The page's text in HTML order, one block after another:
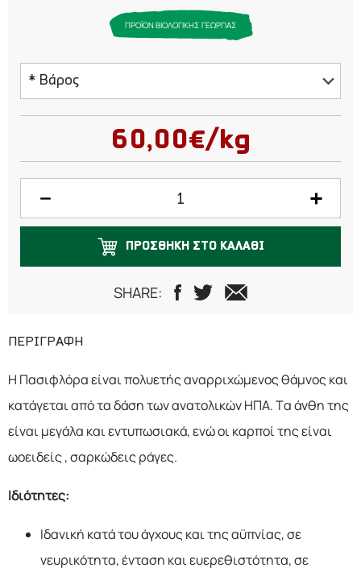
ΠΡΟΪΟΝ ΒΙΟΛΟΓΙΚΗΣ ΓΕΩΡΓΙΑΣ
* Βάρος
50 γραμμάρια
100 γραμμάρια
200 γραμμάρια
250 γραμμάρια
500 γραμμάρια
60,00€/kg
ΠΡΟΣΘΗΚΗ ΣΤΟ ΚΑΛΑΘΙ
SHARE:
ΠΕΡΙΓΡΑΦΗ
Η Πασιφλόρα είναι πολυετής αναρριχώμενος θάμνος και
κατάγεται από τα δάση των ανατολικών ΗΠΑ. Τα άνθη της
είναι μεγάλα και εντυπωσιακά, ενώ οι καρποί της είναι
ωοειδείς , σαρκώδεις ράγες.
Ιδιότητες:
Ιδανική κατά του άγχους και της αϋπνίας, σε
νευρικότητα, ένταση και ευερεθιστότητα, σε